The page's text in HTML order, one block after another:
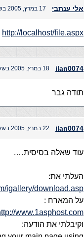
אלי ענתבי 17 במרץ, 2005 בשעה 5:50 pm
http://localhost/file.aspx
ilan0074 18 במרץ, 2005 בשעה 10:24 am
תודה גבר
ilan0074 22 במרץ, 2005 בשעה 6:40 pm
עוד שאלה בסיסית….
העלתי את:
igallery/download.asp
על המארח :
www.1asphost.com
וקיבלתי את הודעה: